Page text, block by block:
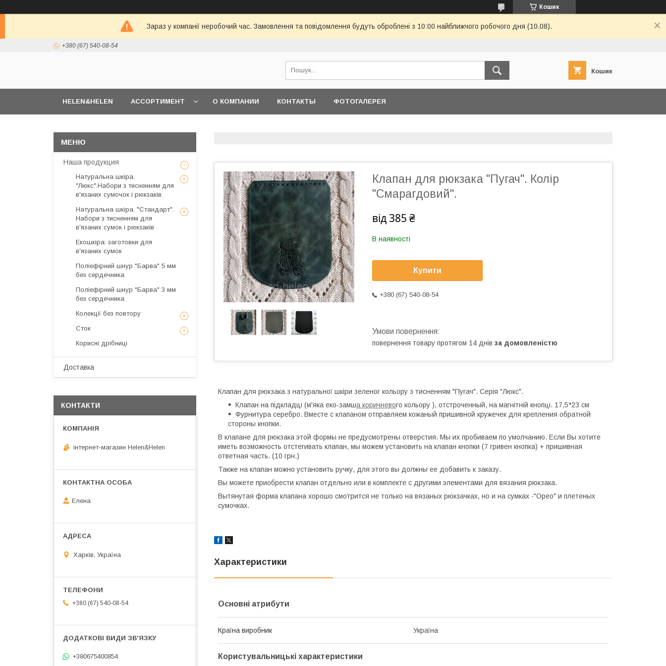
Кошик
Зараз у компанії неробочий час. Замовлення та повідомлення будуть оброблені з 10:00 найближчого робочого дня (10.08).
+380 (67) 540-08-54
Кошик
HELEN&HELEN АССОРТИМЕНТ О КОМПАНИИ КОНТАКТЫ ФОТОГАЛЕРЕЯ
Клапан для рюкзака "Пугач". Колір
"Смарагдовий".
від 385 ₴
В наявності
Купити
+380 (67) 540-08-54
повернення товару протягом 14 днів за домовленістю
Клапан для рюкзака з натуральної шкіри зеленог кольору з тисненням "Пугач". Серія "Люкс".
Клапан на підкладці (м'яка еко-замша коричневого кольору ), отстроченный, на магнітній кнопці. 17,5*23 см
Фурнитура серебро. Вместе с клапаном отправляем кожаный пришивной кружечек для крепления обратной
стороны кнопки.
В клапане для рюкзака этой формы не предусмотрены отверстия. Мы их пробиваем по умолчанию. Если Вы хотите
иметь возможность отстегивать клапан, мы можем установить на клапан кнопки (7 гривен кнопка) + пришивная
ответная часть. (10 грн.)
Также на клапан можно установить ручку, для этого вы должны ее добавить к заказу.
Вы можете приобрести клапан отдельно или в комплекте с другими элементами для вязания рюкзака.
Вытянутая форма клапана хорошо смотрится не только на вязаных рюкзачках, но и на сумках -"Орео" и плетеных
сумочках.
Характеристики
Основні атрибути
Країна виробник Україна
Користувальницькі характеристики
Наша продукция
Натуральна шкіра.
"Люкс".Набори з тисненням для
в'язаних сумочок і рюкзаків.
Натуральна шкіра. "Стандарт".
Набори з тисненням для
в'язаних сумок і рюкзаків
Екошкіра: заготовки для
в'язаних сумок
Поліефірний шнур "Барва" 5 мм
без сердечника
Поліефірний шнур "Барва" 3 мм
без сердечника
Колекції без повтору
Сток
Корисні дрібниці
Доставка
КОНТАКТИ
інтернет-магазин Helen&Helen
Елена
Харків, Україна
+380 (67) 540-08-54
+380675400854